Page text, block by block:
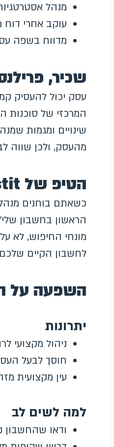
מנהל
עוקב אחרי דוח
מדווח בשפה
שכיר,
עסק יכול להעסיק
המרכזי של סוכנות
שינויים ומגמות
מהעסק, ולכן שווה
הטיפ של Boostit
כשאתם בוחנים
הראשון בחשבון
מונחי החיפוש, לא
לחשבון הקיים
השפעה על
יתרונות
ניהול מקצועי
חוסך לבעל
עין מקצועית
למה לשים לב
ודאו שהחשבון